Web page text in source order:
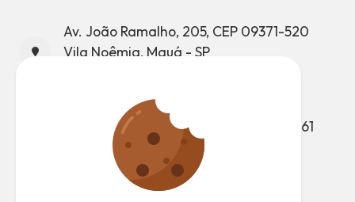
Av. João Ramalho, 205, CEP 09371-520
Vila Noêmia, Mauá - SP
Telefone: (11) 4512-7500
Atendimento ao Munícipe: (11) 4512-7661
Ouvidoria: (11) 4512-7847